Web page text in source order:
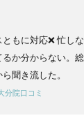
もに対応❌ 忙し
か分からない。
聞き流した。
分院口コミ